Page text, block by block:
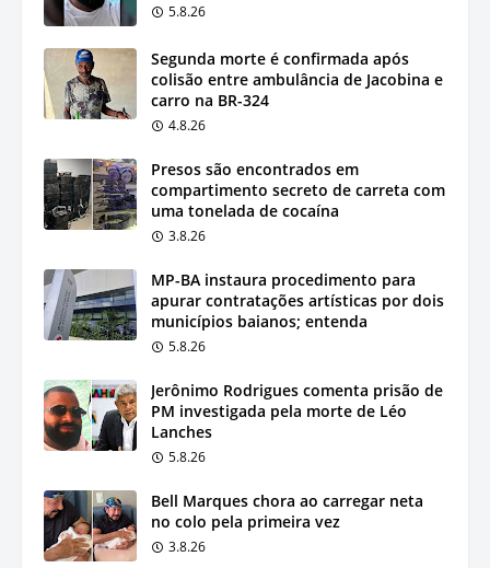
5.8.26
Segunda morte é confirmada após
colisão entre ambulância de Jacobina e
carro na BR-324
4.8.26
Presos são encontrados em
compartimento secreto de carreta com
uma tonelada de cocaína
3.8.26
MP-BA instaura procedimento para
apurar contratações artísticas por dois
municípios baianos; entenda
5.8.26
Jerônimo Rodrigues comenta prisão de
PM investigada pela morte de Léo
Lanches
5.8.26
Bell Marques chora ao carregar neta
no colo pela primeira vez
3.8.26